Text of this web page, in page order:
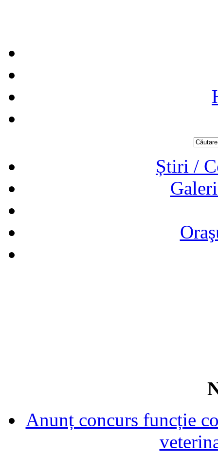
Știri /
Anunț concurs funcție